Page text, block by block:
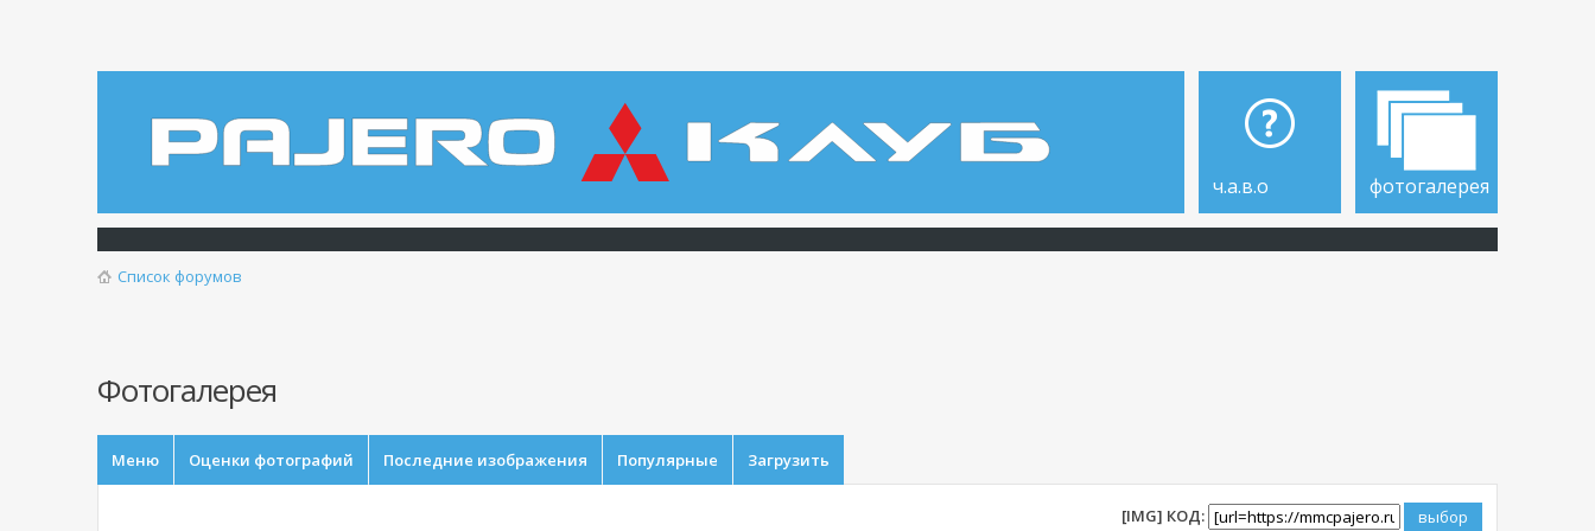
ч.а.в.о фотогалерея
Список форумов
Фотогалерея
Меню Оценки фотографий Последние изображения Популярные Загрузить
[IMG] КОД: